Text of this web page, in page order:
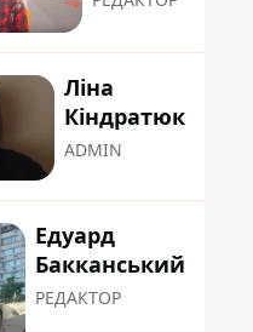
Ліна
Кіндратюк
ADMIN
Едуард
Бакканський
РЕДАКТОР